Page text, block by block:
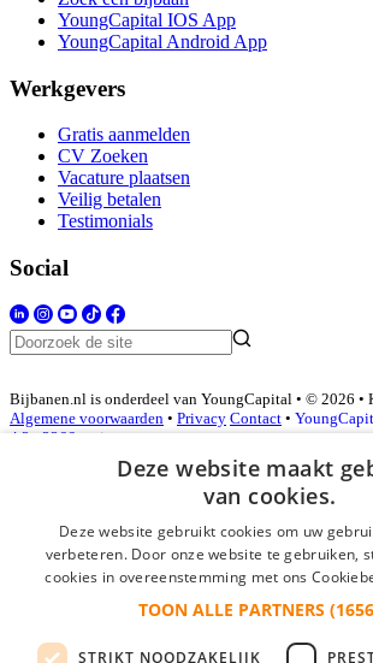
YoungCapital IOS App
YoungCapital Android App
Werkgevers
Gratis aanmelden
CV Zoeken
Vacature plaatsen
Veilig betalen
Testimonials
Social
Bijbanen.nl is onderdeel van YoungCapital • © 2026 •
Algemene voorwaarden • Privacy Contact •
4.3 - 3366 reviews
Inloggen als bedrijf
*
Deze website maakt
van cookies.
Deze website gebruikt cookies om uw
verbeteren. Door onze website te gebruiken,
cookies in overeenstemming met ons
TOON ALLE PARTNERS
STRIKT NOODZAKELIJK